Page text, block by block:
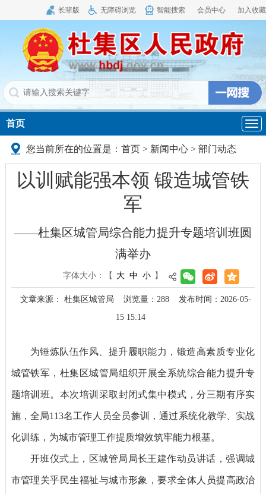
长辈版 无障碍浏览 智能搜索 会员中心 加入收藏
导
航
首页
您当前所在的位置是： 首页> 新闻中心 > 部门动态
以训赋能强本领 锻造城管铁
军
——杜集区城管局综合能力提升专题培训班圆
满举办
字体大小： 【 大 中 小 】
文章来源： 杜集区城管局 浏览量： 288
发布时间：2026-05-
15 15:14
为锤炼队伍作风、提升履职能力，锻造高素质专业化
城管铁军，杜集区城管局组织开展全系统综合能力提升专
题培训班。本次培训采取封闭式集中模式，分三期有序实
施，全局113名工作人员全员参训，通过系统化教学、实战
化训练，为城市管理工作提质增效筑牢能力根基。
开班仪式上，区城管局局长王建作动员讲话，强调城
市管理关乎民生福祉与城市形象，要求全体人员提高政治